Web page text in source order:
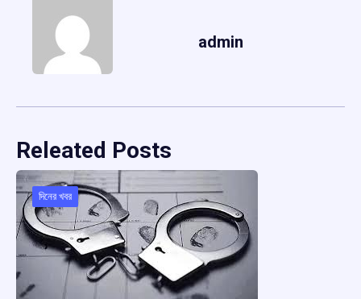
admin
Releated Posts
দিনের খবর